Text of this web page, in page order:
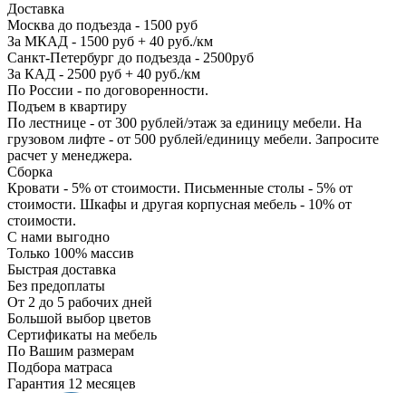
Доставка
Москва до подъезда - 1500 руб
За МКАД - 1500 руб + 40 руб./км
Санкт-Петербург до подъезда - 2500руб
За КАД - 2500 руб + 40 руб./км
По России - по договоренности.
Подъем в квартиру
По лестнице - от 300 рублей/этаж за единицу мебели. На
грузовом лифте - от 500 рублей/единицу мебели. Запросите
расчет у менеджера.
Сборка
Кровати - 5% от стоимости. Письменные столы - 5% от
стоимости. Шкафы и другая корпусная мебель - 10% от
стоимости.
С нами выгодно
Только 100% массив
Быстрая доставка
Без предоплаты
От 2 до 5 рабочих дней
Большой выбор цветов
Сертификаты на мебель
По Вашим размерам
Подбора матраса
Гарантия 12 месяцев